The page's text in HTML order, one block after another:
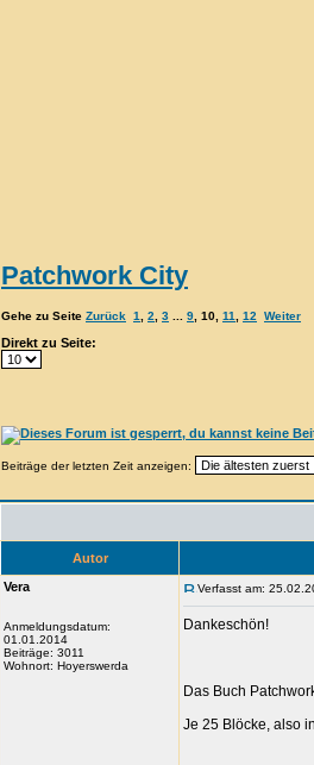
Patchwork City
Gehe zu Seite Zurück 1 2 3 9 10 11 12 Weiter
Direkt zu Seite:
Beiträge der letzten Zeit anzeigen:
Autor
Vera
Anmeldungsdatum:
01.01.2014
Beiträge: 3011
Wohnort: Hoyerswerda
Verfasst am:
Dankeschön!
Das Buch
Je 25 Blöcke, also